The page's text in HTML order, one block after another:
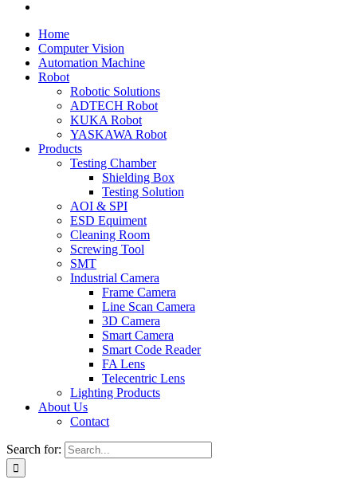
Home
Computer Vision
Automation Machine
Robot
Robotic Solutions
ADTECH Robot
KUKA Robot
YASKAWA Robot
Products
Testing Chamber
Shielding Box
Testing Solution
AOI & SPI
ESD Equiment
Cleaning Room
Screwing Tool
SMT
Industrial Camera
Frame Camera
Line Scan Camera
3D Camera
Smart Camera
Smart Code Reader
FA Lens
Telecentric Lens
Lighting Products
About Us
Contact
Search for: